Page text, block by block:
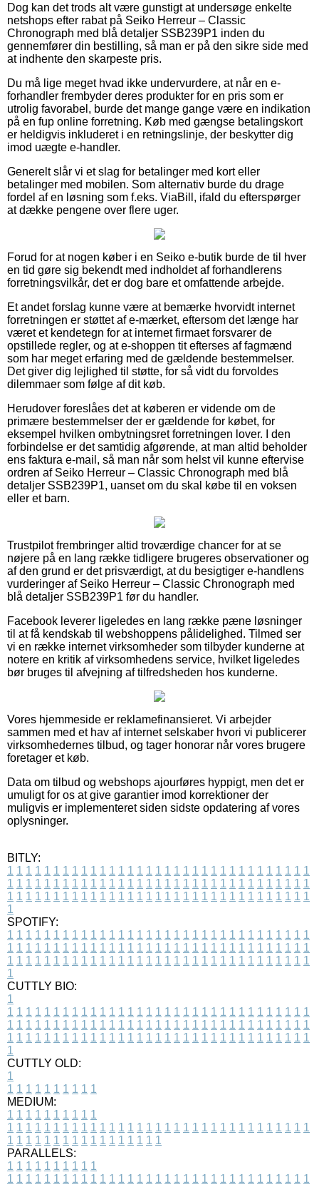
Dog kan det trods alt være gunstigt at undersøge enkelte
netshops efter rabat på Seiko Herreur – Classic
Chronograph med blå detaljer SSB239P1 inden du
gennemfører din bestilling, så man er på den sikre side med
at indhente den skarpeste pris.
Du må lige meget hvad ikke undervurdere, at når en e-
forhandler frembyder deres produkter for en pris som er
utrolig favorabel, burde det mange gange være en indikation
på en fup online forretning. Køb med gængse betalingskort
er heldigvis inkluderet i en retningslinje, der beskytter dig
imod uægte e-handler.
Generelt slår vi et slag for betalinger med kort eller
betalinger med mobilen. Som alternativ burde du drage
fordel af en løsning som f.eks. ViaBill, ifald du efterspørger
at dække pengene over flere uger.
Forud for at nogen køber i en Seiko e-butik burde de til hver
en tid gøre sig bekendt med indholdet af forhandlerens
forretningsvilkår, det er dog bare et omfattende arbejde.
Et andet forslag kunne være at bemærke hvorvidt internet
forretningen er støttet af e-mærket, eftersom det længe har
været et kendetegn for at internet firmaet forsvarer de
opstillede regler, og at e-shoppen tit efterses af fagmænd
som har meget erfaring med de gældende bestemmelser.
Det giver dig lejlighed til støtte, for så vidt du forvoldes
dilemmaer som følge af dit køb.
Herudover foreslåes det at køberen er vidende om de
primære bestemmelser der er gældende for købet, for
eksempel hvilken ombytningsret forretningen lover. I den
forbindelse er det samtidig afgørende, at man altid beholder
ens faktura e-mail, så man når som helst vil kunne eftervise
ordren af Seiko Herreur – Classic Chronograph med blå
detaljer SSB239P1, uanset om du skal købe til en voksen
eller et barn.
Trustpilot frembringer altid troværdige chancer for at se
nøjere på en lang række tidligere brugeres observationer og
af den grund er det prisværdigt, at du besigtiger e-handlens
vurderinger af Seiko Herreur – Classic Chronograph med
blå detaljer SSB239P1 før du handler.
Facebook leverer ligeledes en lang række pæne løsninger
til at få kendskab til webshoppens pålidelighed. Tilmed ser
vi en række internet virksomheder som tilbyder kunderne at
notere en kritik af virksomhedens service, hvilket ligeledes
bør bruges til afvejning af tilfredsheden hos kunderne.
Vores hjemmeside er reklamefinansieret. Vi arbejder
sammen med et hav af internet selskaber hvori vi publicerer
virksomhedernes tilbud, og tager honorar når vores brugere
foretager et køb.
Data om tilbud og webshops ajourføres hyppigt, men det er
umuligt for os at give garantier imod korrektioner der
muligvis er implementeret siden sidste opdatering af vores
oplysninger.
BITLY:
1 1 1 1 1 1 1 1 1 1 1 1 1 1 1 1 1 1 1 1 1 1 1 1 1 1 1 1 1 1 1 1 1
1 1 1 1 1 1 1 1 1 1 1 1 1 1 1 1 1 1 1 1 1 1 1 1 1 1 1 1 1 1 1 1 1
1 1 1 1 1 1 1 1 1 1 1 1 1 1 1 1 1 1 1 1 1 1 1 1 1 1 1 1 1 1 1 1 1
1
SPOTIFY:
1 1 1 1 1 1 1 1 1 1 1 1 1 1 1 1 1 1 1 1 1 1 1 1 1 1 1 1 1 1 1 1 1
1 1 1 1 1 1 1 1 1 1 1 1 1 1 1 1 1 1 1 1 1 1 1 1 1 1 1 1 1 1 1 1 1
1 1 1 1 1 1 1 1 1 1 1 1 1 1 1 1 1 1 1 1 1 1 1 1 1 1 1 1 1 1 1 1 1
1
CUTTLY BIO:
1
1 1 1 1 1 1 1 1 1 1 1 1 1 1 1 1 1 1 1 1 1 1 1 1 1 1 1 1 1 1 1 1 1
1 1 1 1 1 1 1 1 1 1 1 1 1 1 1 1 1 1 1 1 1 1 1 1 1 1 1 1 1 1 1 1 1
1 1 1 1 1 1 1 1 1 1 1 1 1 1 1 1 1 1 1 1 1 1 1 1 1 1 1 1 1 1 1 1 1
1
CUTTLY OLD:
1
1 1 1 1 1 1 1 1 1 1
MEDIUM:
1 1 1 1 1 1 1 1 1 1
1 1 1 1 1 1 1 1 1 1 1 1 1 1 1 1 1 1 1 1 1 1 1 1 1 1 1 1 1 1 1 1 1
1 1 1 1 1 1 1 1 1 1 1 1 1 1 1 1 1
PARALLELS:
1 1 1 1 1 1 1 1 1 1
1 1 1 1 1 1 1 1 1 1 1 1 1 1 1 1 1 1 1 1 1 1 1 1 1 1 1 1 1 1 1 1 1